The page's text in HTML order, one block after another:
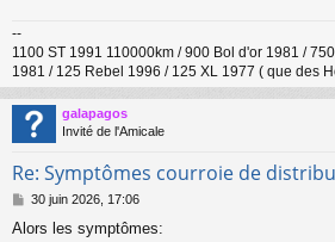
--
1100 ST 1991 110000km / 900 Bol d'or 1981 /
1981 / 125 Rebel 1996 / 125 XL 1977 ( que des
galapagos
Invité de l'Amicale
Re: Symptômes courroie de
M
s
30 juin 2026, 17:06
Alors les symptômes: